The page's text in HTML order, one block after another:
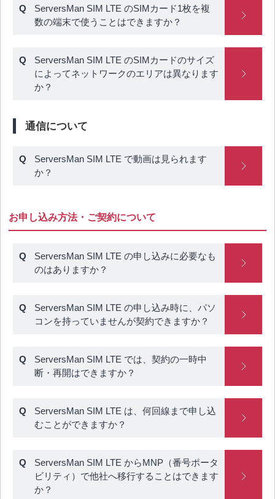
ServersMan SIM LTE のSIMカード1枚を複
数の端末で使うことはできますか？
ServersMan SIM LTE のSIMカードのサイズ
によってネットワークのエリアは異なります
か？
通信について
ServersMan SIM LTE で動画は見られます
か？
お申し込み方法・ご契約について
ServersMan SIM LTE の申し込みに必要なも
のはありますか？
ServersMan SIM LTE の申し込み時に、パソ
コンを持っていませんが契約できますか？
ServersMan SIM LTE では、契約の一時中
断・再開はできますか？
ServersMan SIM LTE は、何回線まで申し込
むことができますか？
ServersMan SIM LTE からMNP（番号ポータ
ビリティ）で他社へ移行することはできます
か？